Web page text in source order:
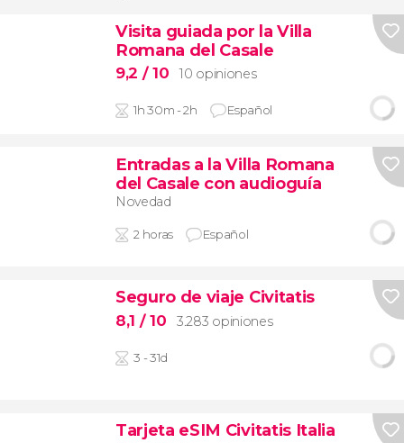
Visita guiada por la Villa
Romana del Casale
9,2 / 10 10 opiniones
1h 30m - 2h Español
Entradas a la Villa Romana
del Casale con audioguía
Novedad
2 horas Español
Seguro de viaje Civitatis
8,1 / 10 3.283 opiniones
3 - 31d
Tarjeta eSIM Civitatis Italia